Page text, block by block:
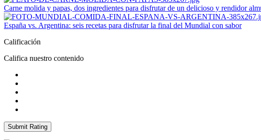
Carne molida y papas, dos ingredientes para disfrutar de un delicioso y rendidor
España vs. Argentina: seis recetas para disfrutar la final del Mundial con sabor
Calificación
Califica nuestro contenido
Submit Rating